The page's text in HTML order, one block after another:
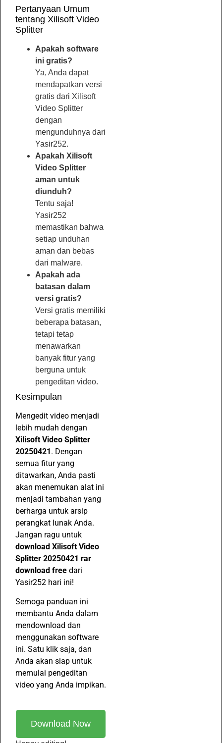
Pertanyaan Umum
tentang Xilisoft Video
Splitter
Apakah software
ini gratis?
Ya, Anda dapat
mendapatkan versi
gratis dari Xilisoft
Video Splitter
dengan
mengunduhnya dari
Yasir252.
Apakah Xilisoft
Video Splitter
aman untuk
diunduh?
Tentu saja!
Yasir252
memastikan bahwa
setiap unduhan
aman dan bebas
dari malware.
Apakah ada
batasan dalam
versi gratis?
Versi gratis memiliki
beberapa batasan,
tetapi tetap
menawarkan
banyak fitur yang
berguna untuk
pengeditan video.
Kesimpulan
Mengedit video menjadi
lebih mudah dengan
Xilisoft Video Splitter
20250421 . Dengan
semua fitur yang
ditawarkan, Anda pasti
akan menemukan alat ini
menjadi tambahan yang
berharga untuk arsip
perangkat lunak Anda.
Jangan ragu untuk
download Xilisoft Video
Splitter 20250421 rar
download free dari
Yasir252 hari ini!
Semoga panduan ini
membantu Anda dalam
mendownload dan
menggunakan software
ini. Satu klik saja, dan
Anda akan siap untuk
memulai pengeditan
video yang Anda impikan.
Download Now